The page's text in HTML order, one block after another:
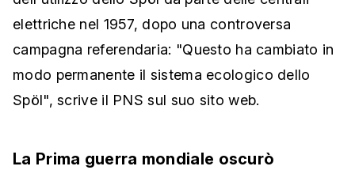
elettriche nel 1957, dopo una controversa
campagna referendaria: "Questo ha cambiato in
modo permanente il sistema ecologico dello
Spöl", scrive il PNS sul suo sito web.
La Prima guerra mondiale oscurò